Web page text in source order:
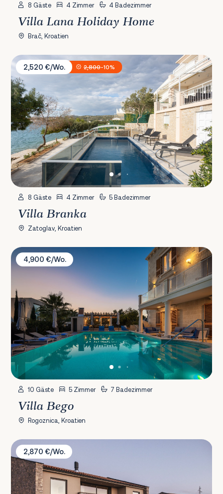
8 Gäste 4 Zimmer 4 Badezimmer
Villa Lana Holiday Home
Brač, Kroatien
Villa Branka
2,520 €/Wo.
2,800-10%
8 Gäste 4 Zimmer 5 Badezimmer
Villa Branka
Zatoglav, Kroatien
Villa Bego
4,900 €/Wo.
10 Gäste 5 Zimmer 7 Badezimmer
Villa Bego
Rogoznica, Kroatien
Villa Misto II
2,870 €/Wo.